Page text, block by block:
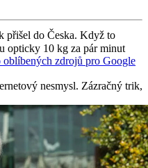
přišel do Česka. Když to
opticky 10 kg za pár minut
oblíbených zdrojů pro Google
nesmysl. Zázračný trik,